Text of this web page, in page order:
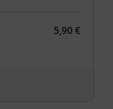
5,90 €